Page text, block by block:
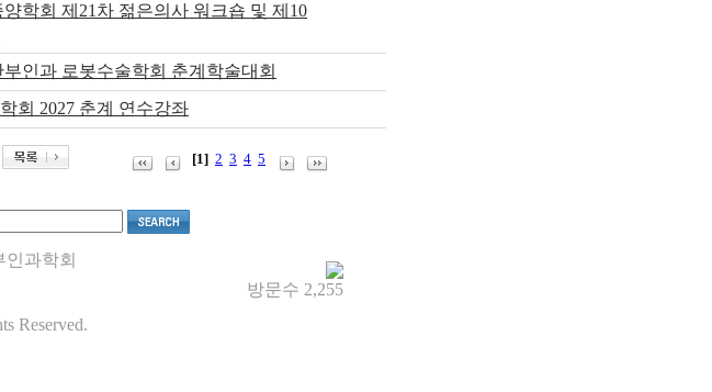
학회 제21차 젊은의사 워크숍 및 제10
부인과 로봇수술학회 춘계학술대회
회 2027 춘계 연수강좌
[1] 2 3 4 5
인과학회
Reserved.
방문수 2,255